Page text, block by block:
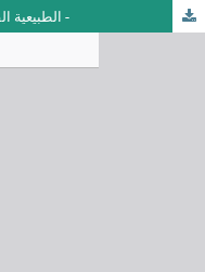
الطبيعية القانونية لعقد البيع الائتماني - دراسة مقارنة -